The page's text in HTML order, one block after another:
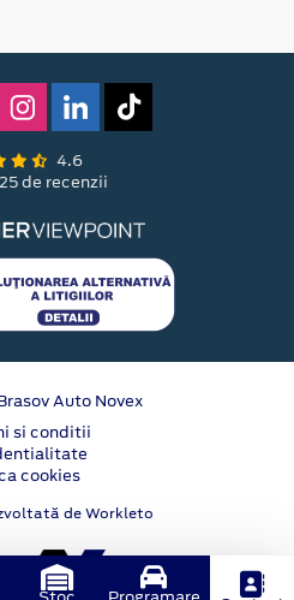
4.6
de recenzii
Auto Novex
si conditii
cookies
de Workleto